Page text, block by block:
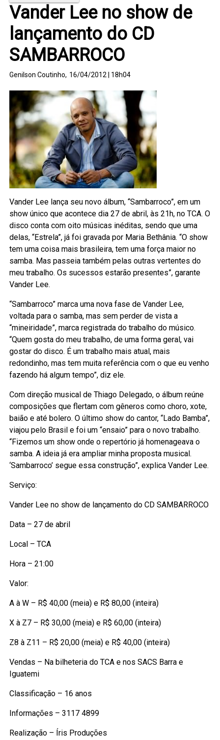
Vander Lee no show de
lançamento do CD
SAMBARROCO
Genilson Coutinho, 16/04/2012 | 18h04
Vander Lee lança seu novo álbum, “Sambarroco”, em um
show único que acontece dia 27 de abril, às 21h, no TCA. O
disco conta com oito músicas inéditas, sendo que uma
delas, “Estrela”, já foi gravada por Maria Bethânia. “O show
tem uma coisa mais brasileira, tem uma força maior no
samba. Mas passeia também pelas outras vertentes do
meu trabalho. Os sucessos estarão presentes”, garante
Vander Lee.
“Sambarroco” marca uma nova fase de Vander Lee,
voltada para o samba, mas sem perder de vista a
“mineiridade”, marca registrada do trabalho do músico.
“Quem gosta do meu trabalho, de uma forma geral, vai
gostar do disco. É um trabalho mais atual, mais
redondinho, mas tem muita referência com o que eu venho
fazendo há algum tempo”, diz ele.
Com direção musical de Thiago Delegado, o álbum reúne
composições que flertam com gêneros como choro, xote,
baião e até bolero. O último show do cantor, “Lado Bamba”,
viajou pelo Brasil e foi um “ensaio” para o novo trabalho.
“Fizemos um show onde o repertório já homenageava o
samba. A ideia já era ampliar minha proposta musical.
‘Sambarroco’ segue essa construção”, explica Vander Lee.
Serviço:
Vander Lee no show de lançamento do CD SAMBARROCO
Data – 27 de abril
Local – TCA
Hora – 21:00
Valor:
A à W – R$ 40,00 (meia) e R$ 80,00 (inteira)
X à Z7 – R$ 30,00 (meia) e R$ 60,00 (inteira)
Z8 à Z11 – R$ 20,00 (meia) e R$ 40,00 (inteira)
Vendas – Na bilheteria do TCA e nos SACS Barra e
Iguatemi
Classificação – 16 anos
Informações – 3117 4899
Realização – Íris Produções